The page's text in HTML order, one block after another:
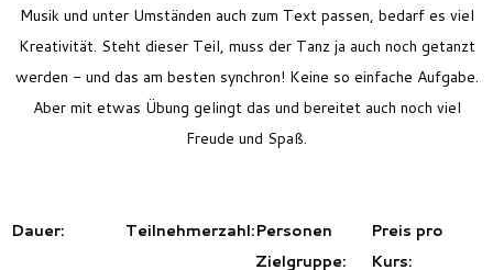
Musik und unter Umständen auch zum Text passen, bedarf es viel
Kreativität. Steht dieser Teil, muss der Tanz ja auch noch getanzt
werden - und das am besten synchron! Keine so einfache Aufgabe.
Aber mit etwas Übung gelingt das und bereitet auch noch viel
Freude und Spaß.
Dauer: Teilnehmerzahl:Personen
Zielgruppe:
Preis pro
Kurs: